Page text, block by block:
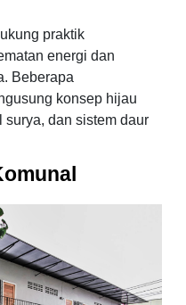
praktik
energi dan
Beberapa
konsep hijau
dan sistem daur